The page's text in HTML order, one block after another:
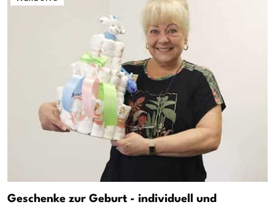
Geschenke zur Geburt - individuell und